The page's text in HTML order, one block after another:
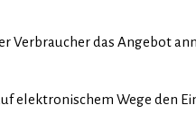
Verbraucher das Angebot
elektronischem Wege den